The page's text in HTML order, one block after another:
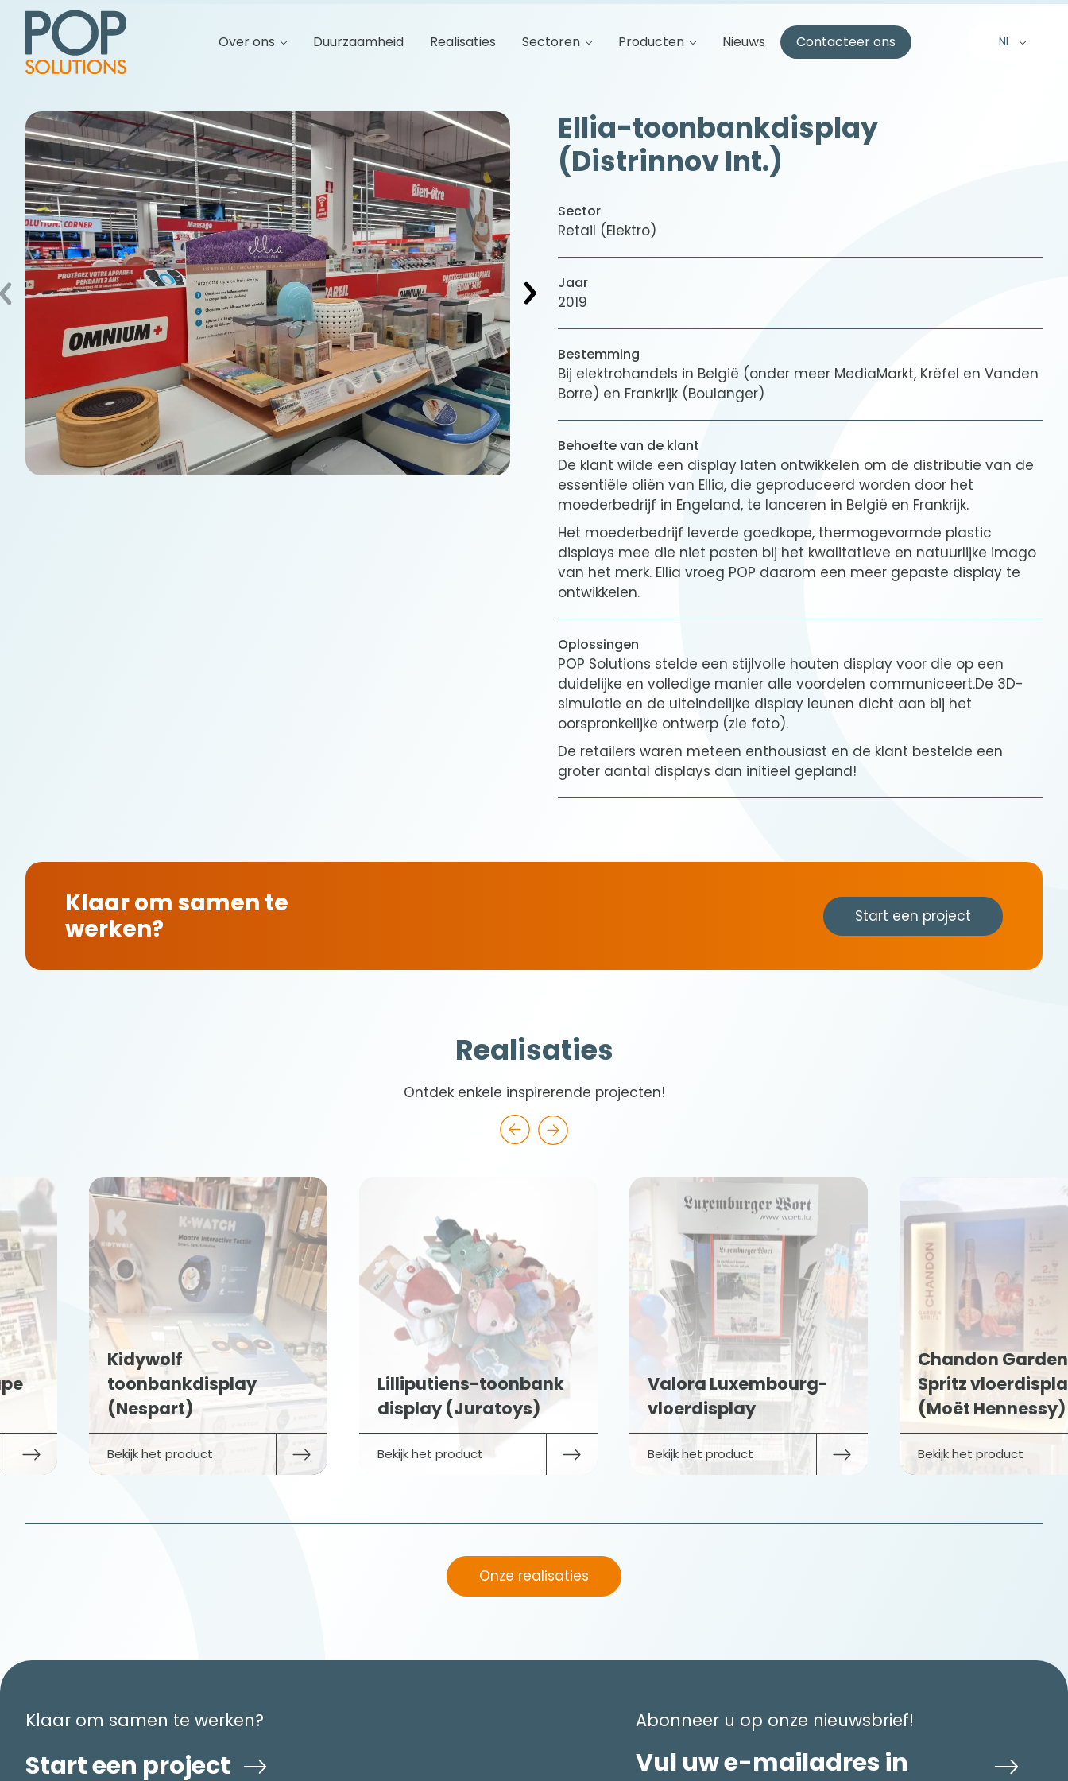
Over ons Duurzaamheid Realisaties Sectoren Producten Nieuws Contacteer ons NL
EN
Ellia-toonbankdisplay
(Distrinnov Int.)
Sector
Retail (Elektro)
Jaar
2019
Bestemming
Bij elektrohandels in België (onder meer MediaMarkt, Krëfel en Vanden
Borre) en Frankrijk (Boulanger)
Behoefte van de klant
De klant wilde een display laten ontwikkelen om de distributie van de
essentiële oliën van Ellia, die geproduceerd worden door het
moederbedrijf in Engeland, te lanceren in België en Frankrijk.
Het moederbedrijf leverde goedkope, thermogevormde plastic
displays mee die niet pasten bij het kwalitatieve en natuurlijke imago
van het merk. Ellia vroeg POP daarom een meer gepaste display te
ontwikkelen.
Oplossingen
POP Solutions stelde een stijlvolle houten display voor die op een
duidelijke en volledige manier alle voordelen communiceert.De 3D-
simulatie en de uiteindelijke display leunen dicht aan bij het
oorspronkelijke ontwerp (zie foto).
De retailers waren meteen enthousiast en de klant bestelde een
groter aantal displays dan initieel gepland!
Klaar om samen te
werken?
Start een project
Realisaties
Ontdek enkele inspirerende projecten!
Kidywolf
toonbankdisplay
(Nespart)
Bekijk het product
Lilliputiens-toonbank
display (Juratoys)
Bekijk het product
Valora Luxembourg-
vloerdisplay
Bekijk het product
Chandon Garden
Spritz
(Moët Hennessy)
Bekijk het product
Onze realisaties
Klaar om samen te werken?
Start een project
Abonneer u op onze nieuwsbrief!